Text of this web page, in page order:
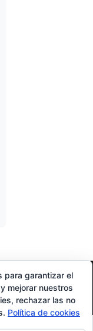
ConWordPress
para garantizar el
mejorar nuestros
rechazar las no
Política de cookies